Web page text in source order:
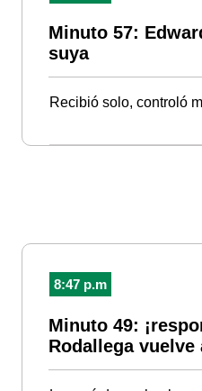
Minuto 57:
suya
Recibió solo, controló
8:47 p.m
Minuto 49:
Rodallega vuelve